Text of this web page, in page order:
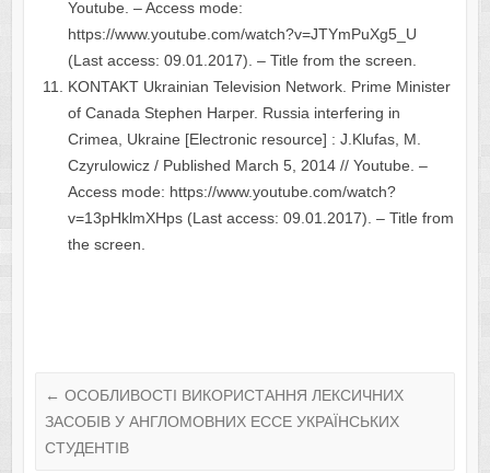
Youtube. – Access mode:
https://www.youtube.com/watch?v=JTYmPuXg5_U
(Last access: 09.01.2017). – Title from the screen.
KONTAKT Ukrainian Television Network. Prime Minister
of Canada Stephen Harper. Russia interfering in
Crimea, Ukraine [Electronic resource] : J.Klufas, M.
Czyrulowicz / Published March 5, 2014 // Youtube. –
Access mode: https://www.youtube.com/watch?
v=13pHklmXHps (Last access: 09.01.2017). – Title from
the screen.
← ОСОБЛИВОСТІ ВИКОРИСТАННЯ ЛЕКСИЧНИХ
ЗАСОБІВ У АНГЛОМОВНИХ ЕССЕ УКРАЇНСЬКИХ
СТУДЕНТІВ